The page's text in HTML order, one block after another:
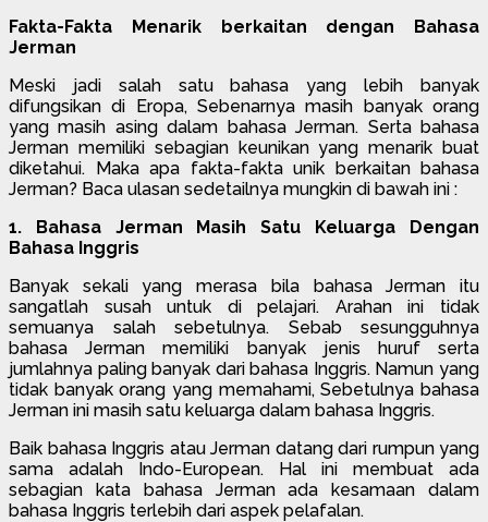
Fakta-Fakta Menarik berkaitan dengan Bahasa
Jerman
Meski jadi salah satu bahasa yang lebih banyak
difungsikan di Eropa, Sebenarnya masih banyak orang
yang masih asing dalam bahasa Jerman. Serta bahasa
Jerman memiliki sebagian keunikan yang menarik buat
diketahui. Maka apa fakta-fakta unik berkaitan bahasa
Jerman? Baca ulasan sedetailnya mungkin di bawah ini :
1. Bahasa Jerman Masih Satu Keluarga Dengan
Bahasa Inggris
Banyak sekali yang merasa bila bahasa Jerman itu
sangatlah susah untuk di pelajari. Arahan ini tidak
semuanya salah sebetulnya. Sebab sesungguhnya
bahasa Jerman memiliki banyak jenis huruf serta
jumlahnya paling banyak dari bahasa Inggris. Namun yang
tidak banyak orang yang memahami, Sebetulnya bahasa
Jerman ini masih satu keluarga dalam bahasa Inggris.
Baik bahasa Inggris atau Jerman datang dari rumpun yang
sama adalah Indo-European. Hal ini membuat ada
sebagian kata bahasa Jerman ada kesamaan dalam
bahasa Inggris terlebih dari aspek pelafalan.